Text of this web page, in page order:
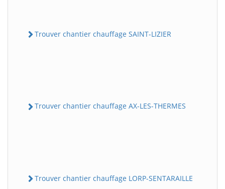
Trouver chantier chauffage SAINT-LIZIER
Trouver chantier chauffage AX-LES-THERMES
Trouver chantier chauffage LORP-SENTARAILLE